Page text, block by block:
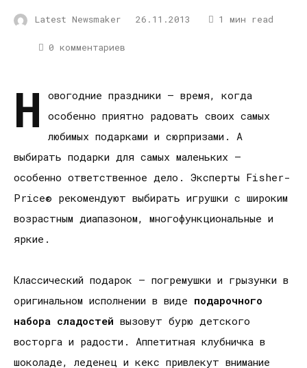
Latest Newsmaker 26.11.2013 1 мин read
0 комментариев
Н
овогодние праздники – время, когда
особенно приятно радовать своих самых
любимых подарками и сюрпризами. А
выбирать подарки для самых маленьких –
особенно ответственное дело. Эксперты Fisher-
Price® рекомендуют выбирать игрушки с широким
возрастным диапазоном, многофункциональные и
яркие.
Классический подарок – погремушки и грызунки в
оригинальном исполнении в виде подарочного
набора сладостей вызовут бурю детского
восторга и радости. Аппетитная клубничка в
шоколаде, леденец и кекс привлекут внимание